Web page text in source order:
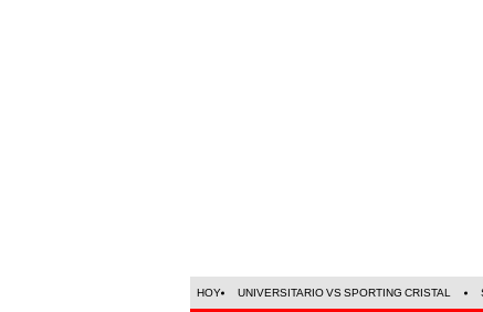
HOY UNIVERSITARIO VS SPORTING CRISTAL